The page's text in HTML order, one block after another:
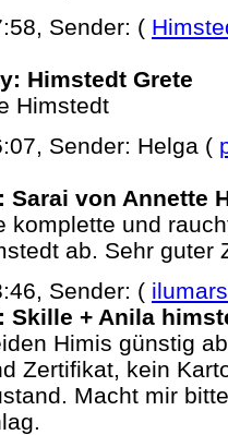
Sender: (
Himstedt Grete
Himstedt
Sender: Helga (
Sarai von Annette
komplette und
ab. Sehr guter
Sender: (
Skille + Anila
Himis günstig
Zertifikat, kein
Macht mir